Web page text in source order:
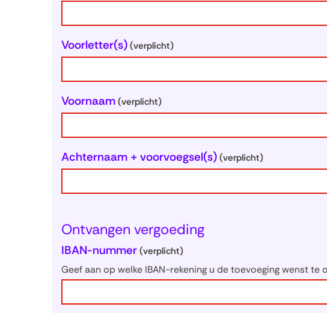
Voorletter(s) (verplicht)
Voornaam (verplicht)
Achternaam + voorvoegsel(s) (verplicht)
Ontvangen vergoeding
IBAN-nummer (verplicht)
Geef aan op welke IBAN-rekening u de toevoeging wenst te